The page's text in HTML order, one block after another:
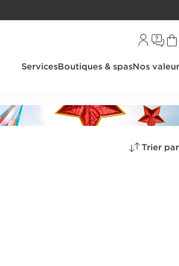
ServicesBoutiques & spasNos
Trier par